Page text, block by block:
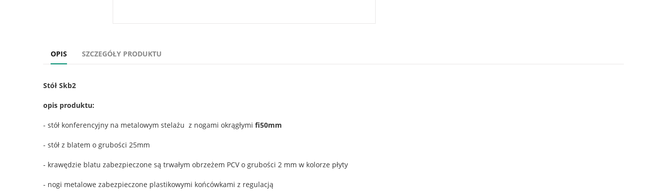
OPIS SZCZEGÓŁY PRODUKTU
Stół Skb2
opis produktu:
- stół konferencyjny na metalowym stelażu z nogami okrągłymi fi50mm
- stół z blatem o grubości 25mm
- krawędzie blatu zabezpieczone są trwałym obrzeżem PCV o grubości 2 mm w kolorze płyty
- nogi metalowe zabezpieczone plastikowymi końcówkami z regulacją